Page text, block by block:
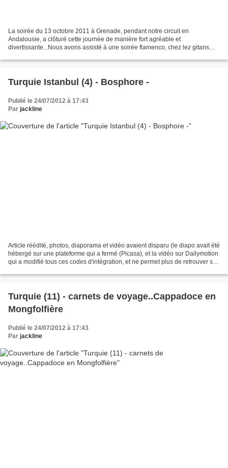
La soirée du 13 octobre 2011 à Grenade, pendant notre circuit en
Andalousie, a clôturé cette journée de manière fort agréable et
divertissante...Nous avons assisté à une soirée flamenco, chez lez gitans
Turquie Istanbul (4) - Bosphore -
Publié le 24/07/2012 à 17:43
Par jackline
Article réédité, photos, diaporama et vidéo avaient disparu (le diapo avait été
hébergé sur une plateforme qui a fermé (Picasa), et la vidéo sur Dailymotion
qui a modifié tous ces codes d'intégration, et ne permet plus de retrouver ses
Turquie (11) - carnets de voyage..Cappadoce en
Mongfolfière
Publié le 24/07/2012 à 17:43
Par jackline